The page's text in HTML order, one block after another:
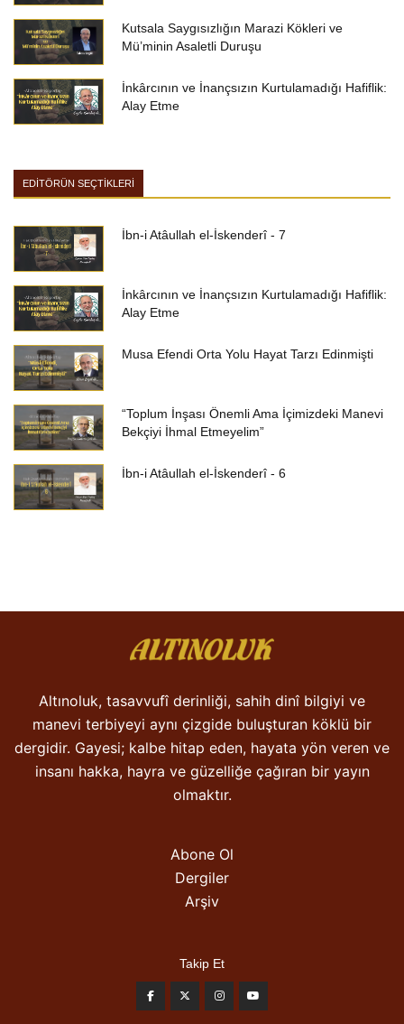
Kutsala Saygısızlığın Marazi Kökleri ve
Mü’minin Asaletli Duruşu
İnkârcının ve İnançsızın Kurtulamadığı Hafiflik:
Alay Etme
EDİTÖRÜN SEÇTİKLERİ
İbn-i Atâullah el-İskenderî - 7
İnkârcının ve İnançsızın Kurtulamadığı Hafiflik:
Alay Etme
Musa Efendi Orta Yolu Hayat Tarzı Edinmişti
“Toplum İnşası Önemli Ama İçimizdeki Manevi
Bekçiyi İhmal Etmeyelim”
İbn-i Atâullah el-İskenderî - 6
Altınoluk, tasavvufî derinliği, sahih dinî bilgiyi ve
manevi terbiyeyi aynı çizgide buluşturan köklü bir
dergidir. Gayesi; kalbe hitap eden, hayata yön veren ve
insanı hakka, hayra ve güzelliğe çağıran bir yayın
olmaktır.
Abone Ol
Dergiler
Arşiv
Takip Et